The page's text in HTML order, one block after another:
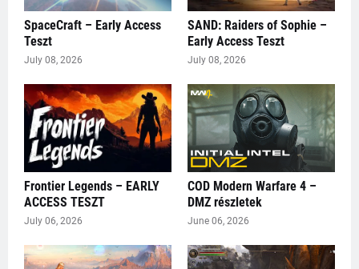
SpaceCraft – Early Access
Teszt
July 08, 2026
SAND: Raiders of Sophie –
Early Access Teszt
July 08, 2026
Frontier Legends – EARLY
ACCESS TESZT
July 06, 2026
COD Modern Warfare 4 –
DMZ részletek
June 06, 2026